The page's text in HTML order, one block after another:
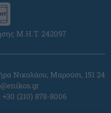
Μ.Η.Τ. 242097
Νικολάου, Μαρούσι, 151 24
+30 (210) 878-8006